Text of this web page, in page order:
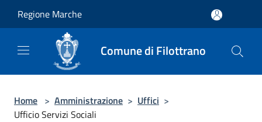
Regione Marche
Comune di Filottrano
Home > Amministrazione > Uffici >
Ufficio Servizi Sociali